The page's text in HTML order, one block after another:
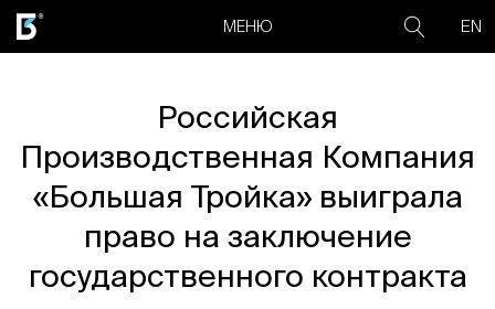
МЕНЮ EN
Российская
Производственная Компания
«Большая Тройка» выиграла
право на заключение
государственного контракта